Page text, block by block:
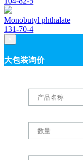
Monobutyl phthalate
131-70-4
大包装询价